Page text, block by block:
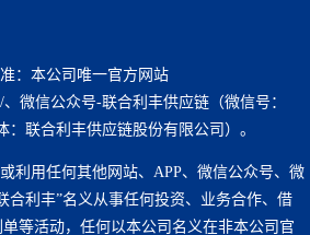
海关注册登记和备案企业信用管理办
关高级认证企业标准》（海关总署公
：本公司唯一官方网站
、微信公众号-联合利丰供应链（微信号：
：联合利丰供应链股份有限公司）。
利用任何其他网站、APP、微信公众号、微
合利丰”名义从事任何投资、业务合作、借
单等活动，任何以本公司名义在非本公司官